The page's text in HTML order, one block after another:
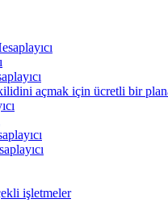
açmak için ücretli bir
işletmeler